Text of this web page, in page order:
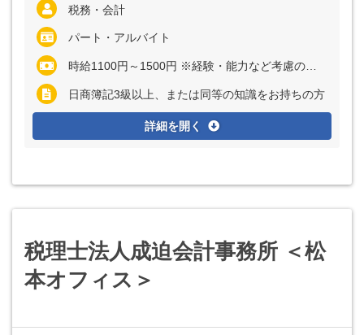
税務・会計
パート・アルバイト
時給1100円～1500円 ※経験・能力など考慮の上、決定いたします
日商簿記3級以上、または同等の知識をお持ちの方
詳細を開く
税理士法人成迫会計事務所 ＜松
本オフィス＞